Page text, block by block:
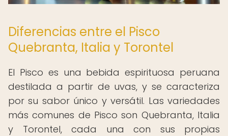
Diferencias entre el Pisco
Quebranta, Italia y Torontel
El Pisco es una bebida espirituosa peruana
destilada a partir de uvas, y se caracteriza
por su sabor único y versátil. Las variedades
más comunes de Pisco son Quebranta, Italia
y Torontel, cada una con sus propias